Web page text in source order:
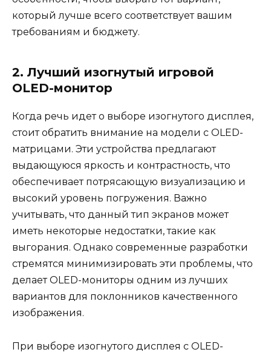
который лучше всего соответствует вашим
требованиям и бюджету.
2. Лучший изогнутый игровой
OLED-монитор
Когда речь идет о выборе изогнутого дисплея,
стоит обратить внимание на модели с OLED-
матрицами. Эти устройства предлагают
выдающуюся яркость и контрастность, что
обеспечивает потрясающую визуализацию и
высокий уровень погружения. Важно
учитывать, что данный тип экранов может
иметь некоторые недостатки, такие как
выгорания. Однако современные разработки
стремятся минимизировать эти проблемы, что
делает OLED-мониторы одним из лучших
вариантов для поклонников качественного
изображения.
При выборе изогнутого дисплея с OLED-